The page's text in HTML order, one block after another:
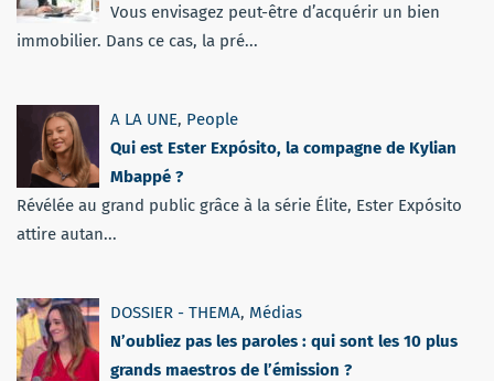
Vous envisagez peut-être d’acquérir un bien
immobilier. Dans ce cas, la pré...
A LA UNE, People
Qui est Ester Expósito, la compagne de Kylian
Mbappé ?
Révélée au grand public grâce à la série Élite, Ester Expósito
attire autan...
DOSSIER - THEMA, Médias
N’oubliez pas les paroles : qui sont les 10 plus
grands maestros de l’émission ?